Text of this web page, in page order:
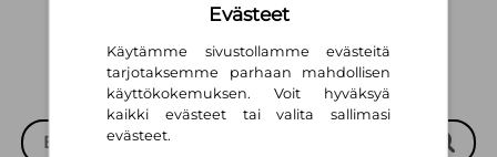
Evästeet
Käytämme sivustollamme evästeitä
tarjotaksemme parhaan mahdollisen
käyttökokemuksen. Voit hyväksyä
kaikki evästeet tai valita sallimasi
evästeet.